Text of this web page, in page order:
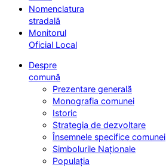
Nomenclatura
stradală
Monitorul
Oficial Local
Despre
comună
Prezentare generală
Monografia comunei
Istoric
Strategia de dezvoltare
Însemnele specifice comunei
Simbolurile Naționale
Populația